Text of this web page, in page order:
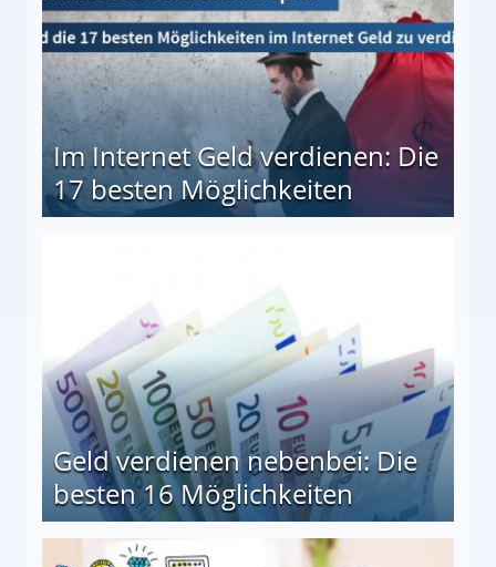
Im Internet Geld verdienen: Die
17 besten Möglichkeiten
Geld verdienen nebenbei: Die
besten 16 Möglichkeiten